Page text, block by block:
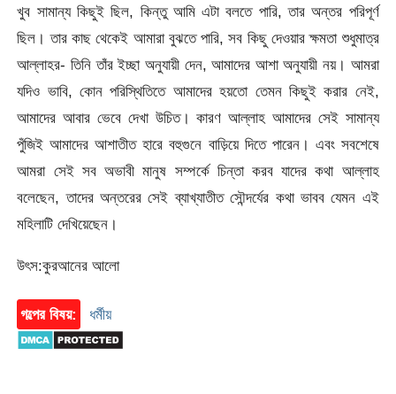
খুব সামান্য কিছুই ছিল, কিন্তু আমি এটা বলতে পারি, তার অন্তর পরিপূর্ণ
ছিল। তার কাছ থেকেই আমারা বুঝতে পারি, সব কিছু দেওয়ার ক্ষমতা শুধুমাত্র
আল্লাহর- তিনি তাঁর ইচ্ছা অনুযায়ী দেন, আমাদের আশা অনুযায়ী নয়। আমরা
যদিও ভাবি, কোন পরিস্থিতিতে আমাদের হয়তো তেমন কিছুই করার নেই,
আমাদের আবার ভেবে দেখা উচিত। কারণ আল্লাহ আমাদের সেই সামান্য
পুঁজিই আমাদের আশাতীত হারে বহুগুনে বাড়িয়ে দিতে পারেন। এবং সবশেষে
আমরা সেই সব অভাবী মানুষ সম্পর্কে চিন্তা করব যাদের কথা আল্লাহ
বলেছেন, তাদের অন্তরের সেই ব্যাখ্যাতীত সৌন্দর্যের কথা ভাবব যেমন এই
মহিলাটি দেখিয়েছেন।
উৎস:কুরআনের আলো
গল্পের বিষয়: ধর্মীয়